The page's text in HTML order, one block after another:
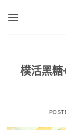
樸活黑糖